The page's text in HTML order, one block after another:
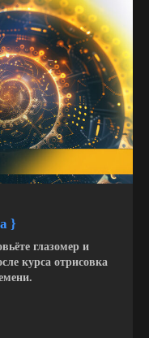
}
глазомер и
курса отрисовка